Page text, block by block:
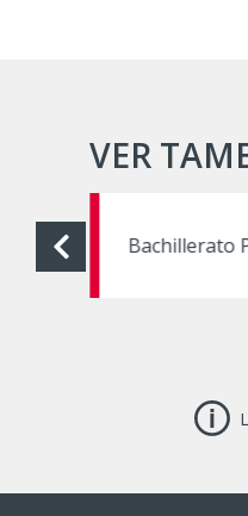
VER
Bachillerato